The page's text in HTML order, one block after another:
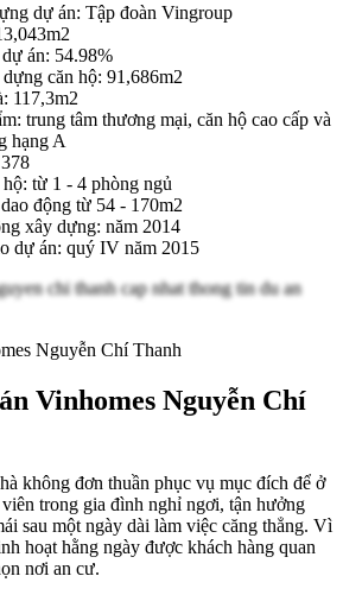
dự án: Tập đoàn Vingroup
án: 54.98%
căn hộ: 91,686m2
117,3m2
trung tâm thương mại, căn hộ cao cấp và
hạng A
từ 1 - 4 phòng ngủ
động từ 54 - 170m2
xây dựng: năm 2014
dự án: quý IV năm 2015
Nguyễn Chí Thanh
Vinhomes Nguyễn Chí
không đơn thuần phục vụ mục đích để ở
trong gia đình nghỉ ngơi, tận hưởng
sau một ngày dài làm việc căng thẳng. Vì
hoạt hằng ngày được khách hàng quan
nơi an cư.